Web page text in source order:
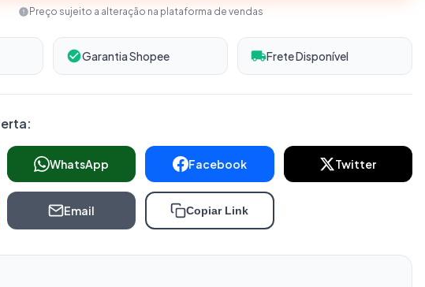
Preço sujeito a alteração na plataforma de vendas
Garantia Shopee Frete Disponível
WhatsApp Facebook Twitter
Email Copiar Link